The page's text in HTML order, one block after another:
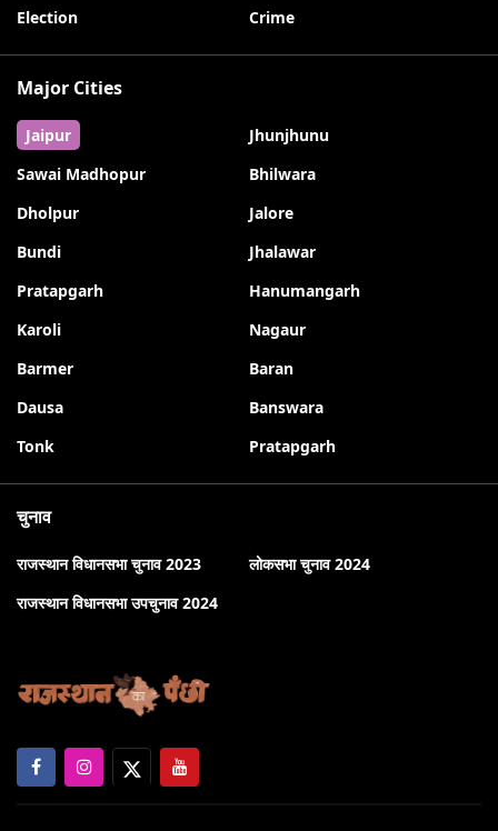
Election
Crime
Major Cities
Jaipur
Jhunjhunu
Sawai Madhopur
Bhilwara
Dholpur
Jalore
Bundi
Jhalawar
Pratapgarh
Hanumangarh
Karoli
Nagaur
Barmer
Baran
Dausa
Banswara
Tonk
Pratapgarh
चुनाव
राजस्थान विधानसभा चुनाव 2023
लोकसभा चुनाव 2024
राजस्थान विधानसभा उपचुनाव 2024